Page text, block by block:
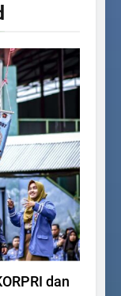
dan